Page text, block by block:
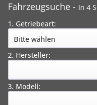
Fahrzeugsuche - In 4
1. Getriebeart:
2. Hersteller:
3. Modell: